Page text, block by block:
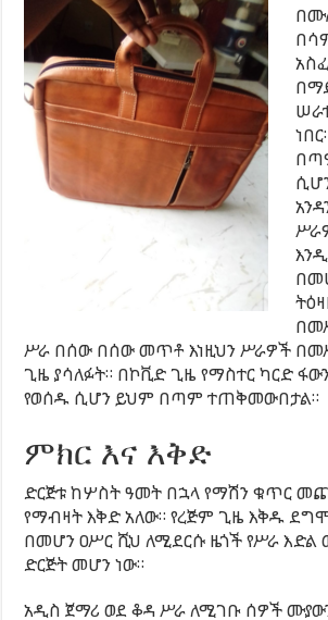
ሥራ በሰው በሰው መጥቶ እነዚህን ሥራዎች
ጊዜ ያሳለፉት። በኮቪድ ጊዜ የማስተር ካርድ
የወሰዱ ሲሆን ይህም በጣም ተጠቅመውበታል።
ምክር እና እቅድ
ድርጅቱ ከሦስት ዓመት በኋላ የማሽን ቁጥር
የማብዛት እቅድ አለው። የረጅም ጊዜ እቅዱ
በመሆን ዐሥር ሺህ ለሚደርሱ ዜጎች የሥራ
ድርጅት መሆን ነው።
አዲስ ጀማሪ ወደ ቆዳ ሥራ ለሚገቡ ሰዎች